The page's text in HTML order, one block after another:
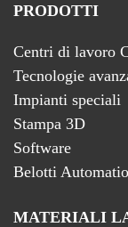
PRODOTTI
Centri di lavoro
Tecnologie
Impianti speciali
Stampa 3D
Software
Belotti
MATERIALI